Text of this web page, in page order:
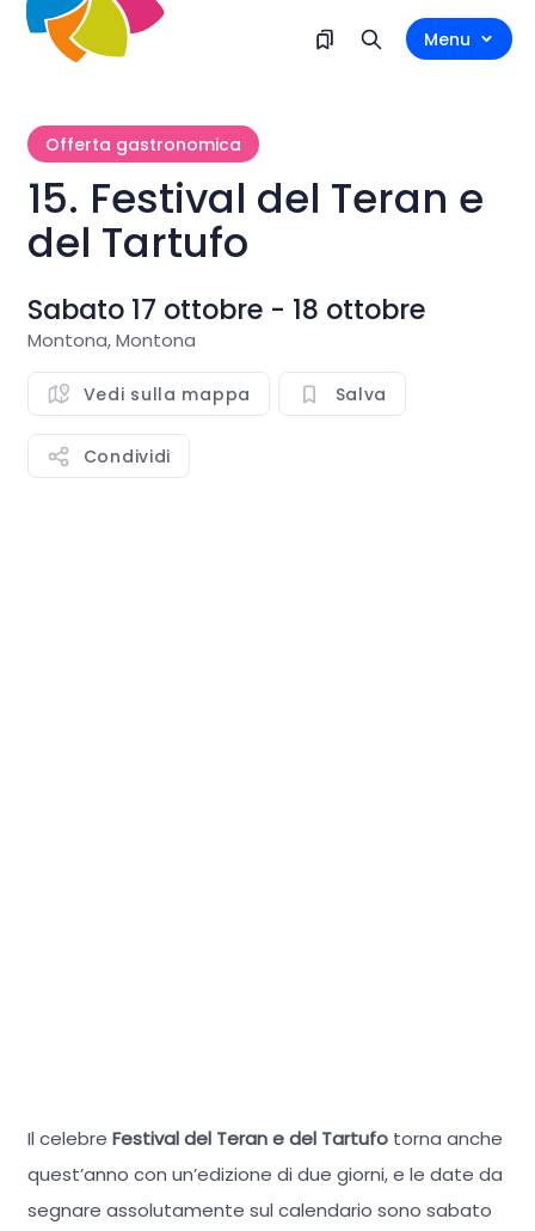
Menu
Offerta gastronomica
15. Festival del Teran e
del Tartufo
Sabato 17 ottobre - 18 ottobre
Montona, Montona
Vedi sulla mappa Salva
Condividi
Il celebre Festival del Teran e del Tartufotorna anche
quest’anno con un’edizione di due giorni, e le date da
segnare assolutamente sul calendario sono sabato